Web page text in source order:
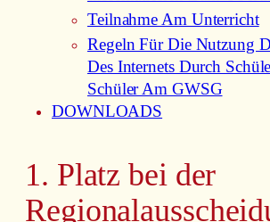
Teilnahme Am Unterricht
Regeln Für Die Nutzung
Des Internets Durch
Schüler Am GWSG
DOWNLOADS
1. Platz bei der